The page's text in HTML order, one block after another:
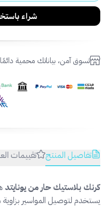
تسوق آمن، بياناتك محمية دائمًا
تفاصيل المنتج تقييمات
كرنك بلاستيك حار من يونايتد
يستخدم لتوصيل المواسير